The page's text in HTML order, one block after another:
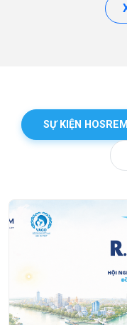
SỰ KIỆN HOSREM